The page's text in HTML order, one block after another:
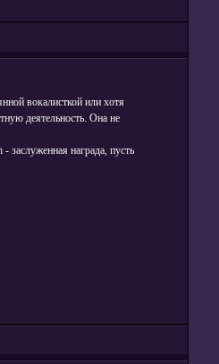
вокалисткой или хотя
деятельность. Она не
заслуженная награда, пусть